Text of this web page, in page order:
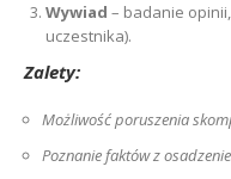
Wywiad – badanie
uczestnika).
Zalety:
Możliwość poruszenia
Poznanie faktów z